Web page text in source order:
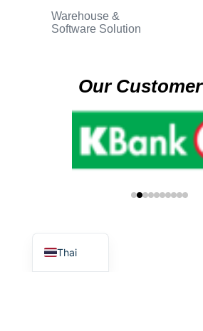
Warehouse &
Software Solution
Our Customer
Thai